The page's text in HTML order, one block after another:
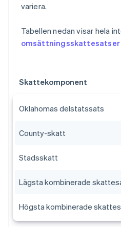
variera.
Tabellen nedan visar hela
omsättningsskattesatser
Skattekomponent
Oklahomas delstatssats
County-skatt
Stadsskatt
Lägsta kombinerade
Högsta kombinerade